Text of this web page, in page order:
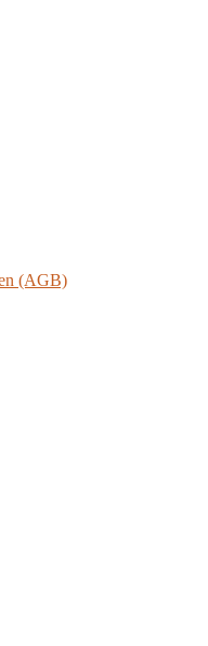
(AGB)